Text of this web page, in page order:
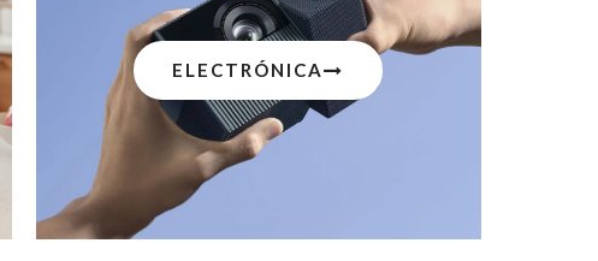
ELECTRÓNICA